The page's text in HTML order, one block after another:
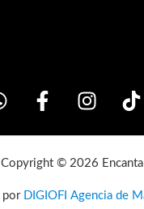
Copyright © 2026
por DIGIOFI Agencia de